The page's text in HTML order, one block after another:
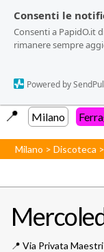
Consenti le
Consenti a PapidO.it
rimanere sempre
Powered by
Consenti le
Consenti a PapidO.it
rimanere sempre
Powered by
📍️ Milano
Milano >Discoteca >
📍️ Via Privata